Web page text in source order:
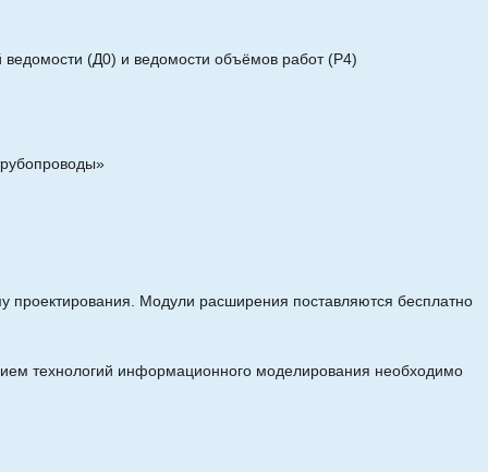
(Д0) и ведомости объёмов работ (Р4)
Модули расширения поставляются бесплатно
технологий информационного моделирования необходимо